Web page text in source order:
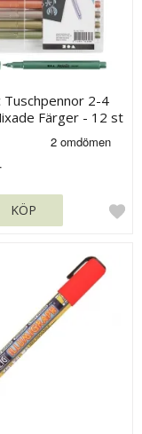
Tuschpennor 2-4
Färger - 12 st
KÖP